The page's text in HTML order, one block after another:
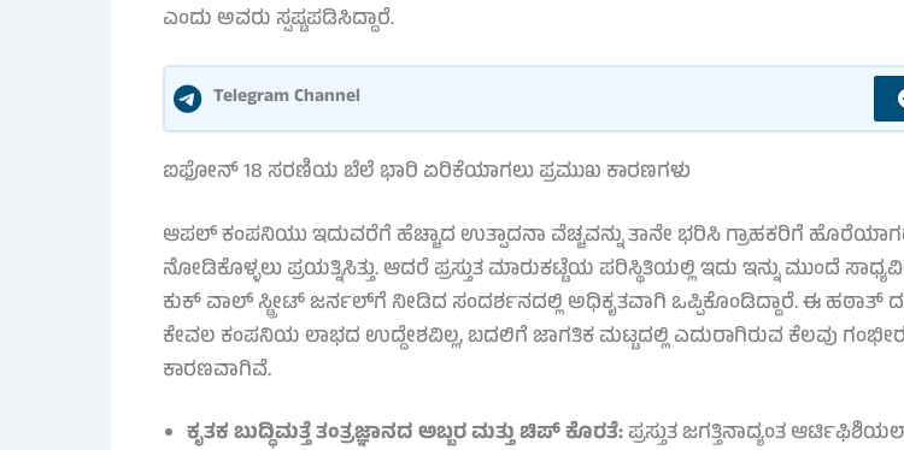
ಎಂದು ಅವರು ಸ್ಪಷ್ಟಪಡಿಸಿದ್ದಾರೆ.
Telegram Channel
ಐಫೋನ್ 18 ಸರಣಿಯ ಬೆಲೆ ಭಾರಿ ಏರಿಕೆಯಾಗಲು ಪ್ರಮುಖ ಕಾರಣಗಳು
ಆಪಲ್ ಕಂಪನಿಯು ಇದುವರೆಗೆ ಹೆಚ್ಚಾದ ಉತ್ಪಾದನಾ ವೆಚ್ಚವನ್ನು ತಾನೇ ಭರಿಸಿ ಗ್ರಾಹಕರಿಗೆ
ನೋಡಿಕೊಳ್ಳಲು ಪ್ರಯತ್ನಿಸಿತ್ತು. ಆದರೆ ಪ್ರಸ್ತುತ ಮಾರುಕಟ್ಟೆಯ ಪರಿಸ್ಥಿತಿಯಲ್ಲಿ ಇದು ಇನ್ನು ಮುಂದೆ
ಕುಕ್ ವಾಲ್ ಸ್ಟ್ರೀಟ್ ಜರ್ನಲ್‌ಗೆ ನೀಡಿದ ಸಂದರ್ಶನದಲ್ಲಿ ಅಧಿಕೃತವಾಗಿ ಒಪ್ಪಿಕೊಂಡಿದ್ದಾರೆ. ಈ
ಕೇವಲ ಕಂಪನಿಯ ಲಾಭದ ಉದ್ದೇಶವಿಲ್ಲ, ಬದಲಿಗೆ ಜಾಗತಿಕ ಮಟ್ಟದಲ್ಲಿ ಎದುರಾಗಿರುವ ಕೆಲವು ಗಂಭೀರ
ಕಾರಣವಾಗಿವೆ.
ಕೃತಕ ಬುದ್ಧಿಮತ್ತೆ ತಂತ್ರಜ್ಞಾನದ ಅಬ್ಬರ ಮತ್ತು ಚಿಪ್ ಕೊರತೆ:ಪ್ರಸ್ತುತ ಜಗತ್ತಿನಾದ್ಯಂತ